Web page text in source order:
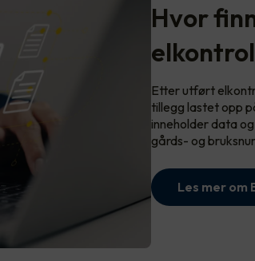
Hvor
Etter utført
tillegg lastet opp
inneholder data
gårds- og
Les mer om